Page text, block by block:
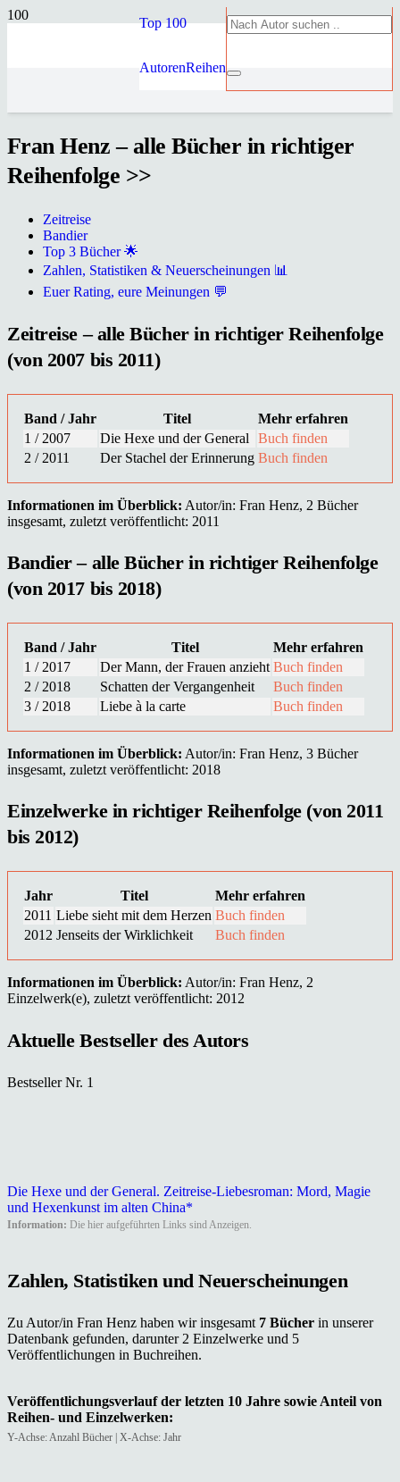
Top 100
AutorenReihen
Fran Henz – alle Bücher in richtiger
Reihenfolge >>
Zeitreise
Bandier
Top 3 Bücher 🌟
Zahlen, Statistiken & Neuerscheinungen 📊
Euer Rating, eure Meinungen 💬
Zeitreise – alle Bücher in richtiger Reihenfolge
(von 2007 bis 2011)
Band / Jahr Titel
Mehr erfahren
1 / 2007
Die Hexe und der General
Buch finden
2 / 2011
Der Stachel der Erinnerung Buch finden
Informationen im Überblick: Autor/in: Fran Henz, 2 Bücher
insgesamt, zuletzt veröffentlicht: 2011
Bandier – alle Bücher in richtiger Reihenfolge
(von 2017 bis 2018)
Band / Jahr Titel
Mehr erfahren
1 / 2017
Der Mann, der Frauen anzieht Buch finden
2 / 2018
Schatten der Vergangenheit
Buch finden
3 / 2018
Liebe à la carte Buch finden
Informationen im Überblick: Autor/in: Fran Henz, 3 Bücher
insgesamt, zuletzt veröffentlicht: 2018
Einzelwerke in richtiger Reihenfolge (von 2011
bis 2012)
Jahr Titel
Mehr erfahren
2011 Liebe sieht mit dem Herzen Buch finden
2012 Jenseits der Wirklichkeit Buch finden
Informationen im Überblick: Autor/in: Fran Henz, 2
Einzelwerk(e), zuletzt veröffentlicht: 2012
Aktuelle Bestseller des Autors
Bestseller Nr. 1
Die Hexe und der General. Zeitreise-Liebesroman: Mord, Magie
und Hexenkunst im alten China*
Information: Die hier aufgeführten Links sind Anzeigen.
Zahlen, Statistiken und Neuerscheinungen
Zu Autor/in Fran Henz haben wir insgesamt 7 Bücher in unserer
Datenbank gefunden, darunter 2 Einzelwerke und 5
Veröffentlichungen in Buchreihen.
Veröffentlichungsverlauf der letzten 10 Jahre sowie Anteil von
Reihen- und Einzelwerken:
Y-Achse: Anzahl Bücher | X-Achse: Jahr